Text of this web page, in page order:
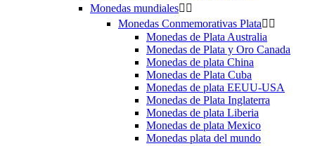
Monedas mundiales 
Monedas Conmemorativas Plata 
Monedas de Plata Australia
Monedas de Plata y Oro Canada
Monedas de plata China
Monedas de Plata Cuba
Monedas de plata EEUU-USA
Monedas de Plata Inglaterra
Monedas de plata Liberia
Monedas de plata Mexico
Monedas plata del mundo